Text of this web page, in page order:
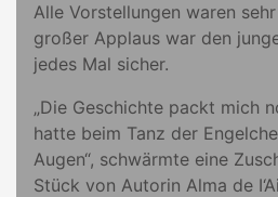
Alle Vorstellungen waren
großer Applaus war den
jedes Mal sicher.
„Die Geschichte packt mich
hatte beim Tanz der
Augen“, schwärmte eine
Stück von Autorin Alma de